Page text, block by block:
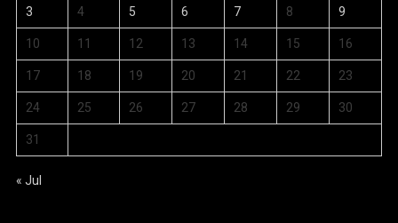
3 4 5 6 7 8 9
10 11 12 13 14 15 16
17 18 19 20 21 22 23
24 25 26 27 28 29 30
31
« Jul